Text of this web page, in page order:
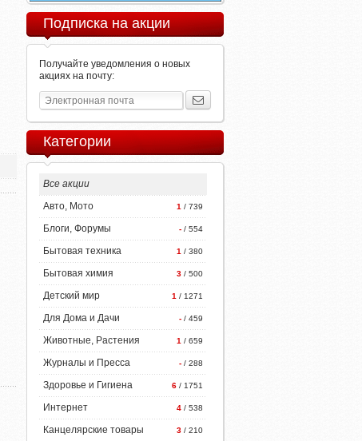
Подписка на акции
Получайте уведомления о новых
акциях на почту:
Категории
Все акции
1 / 739
Авто, Мото
- / 554
Блоги, Форумы
1 / 380
Бытовая техника
3 / 500
Бытовая химия
1 / 1271
Детский мир
- / 459
Для Дома и Дачи
1 / 659
Животные, Растения
- / 288
Журналы и Пресса
6 / 1751
Здоровье и Гигиена
4 / 538
Интернет
3 / 210
Канцелярские товары